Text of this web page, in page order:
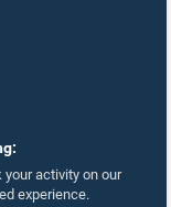
activity on our
experience.